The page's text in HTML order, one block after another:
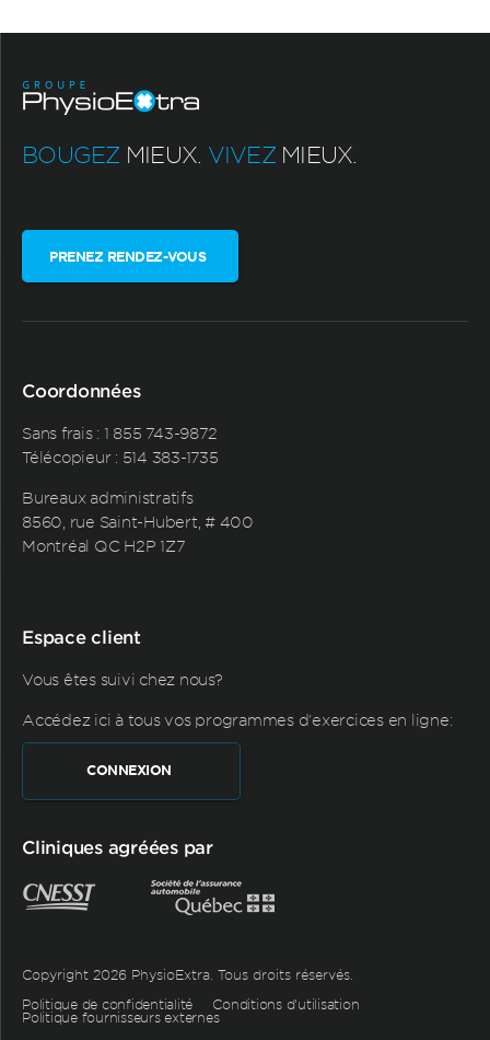
BOUGEZ MIEUX. VIVEZ MIEUX.
PRENEZ RENDEZ-VOUS
Coordonnées
Sans frais : 1 855 743-9872
Télécopieur : 514 383-1735
Bureaux administratifs
8560, rue Saint-Hubert, # 400
Montréal QC H2P 1Z7
Espace client
Vous êtes suivi chez nous?
Accédez ici à tous vos programmes d'exercices en ligne:
CONNEXION
Cliniques agréées par
Copyright 2026 PhysioExtra. Tous droits réservés.
Politique de confidentialité
Conditions d’utilisation
Politique fournisseurs externes